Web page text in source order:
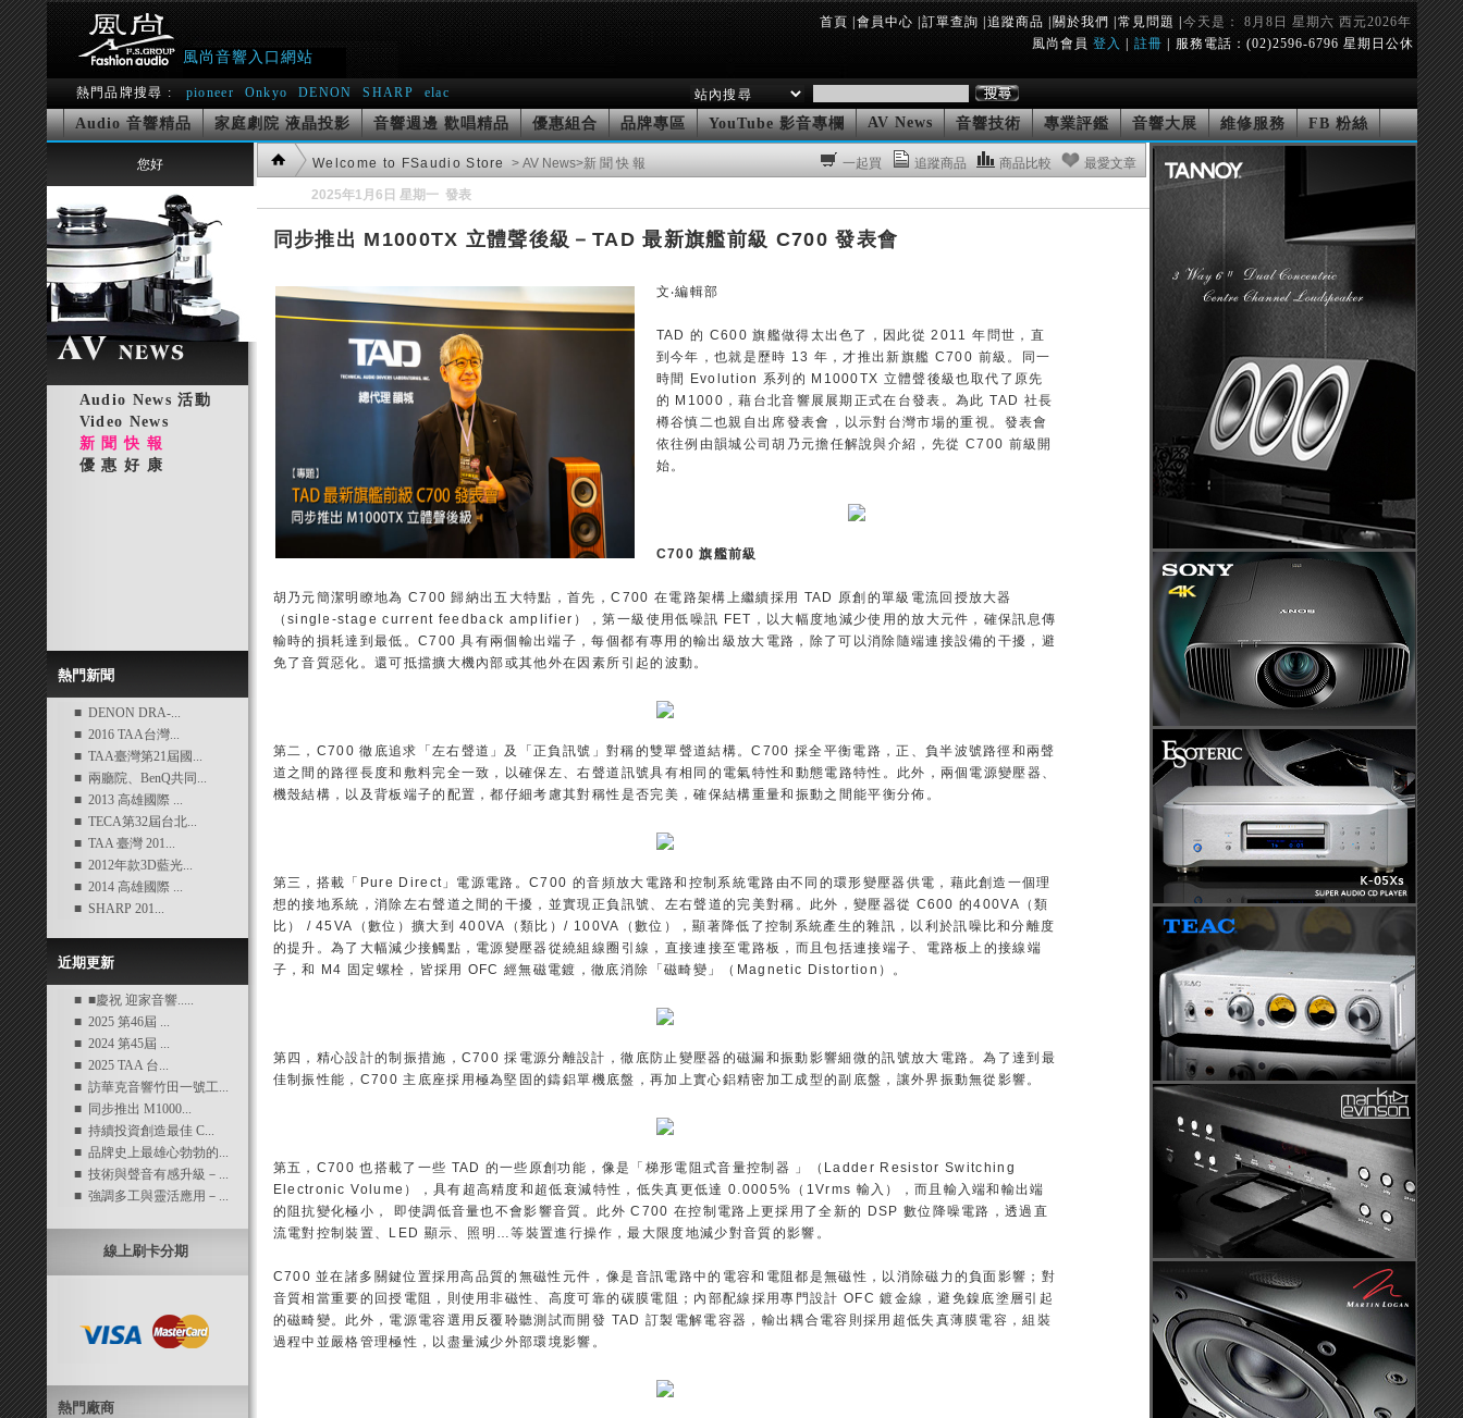
風尚音響入口網站
首頁 | 會員中心 |訂單查詢 | 追蹤商品 |關於我們 常見問題
今天是： 8月8日 星期六 西元2026年
風尚會員 登入 註冊 服務電話：(02)2596-6796 星期日公休
熱門品牌搜尋 : pioneer Onkyo DENON SHARP elac
Audio 音響精品 家庭劇院 液晶投影 音響週邊 歡唱精品 優惠組合 品牌專區 YouTube 影音專欄 AV News 音響技術 專業評鑑 音響大展 維修服務 FB 粉絲
您好
Audio News 活動
Video News
新 聞 快 報
優 惠 好 康
熱門新聞
■ DENON DRA-...
■ 2016 TAA台灣...
■ TAA臺灣第21屆國...
■ 兩廳院、BenQ共同...
■ 2013 高雄國際 ...
■ TECA第32屆台北...
■ TAA 臺灣 201...
■ 2012年款3D藍光...
■ 2014 高雄國際 ...
■ SHARP 201...
近期更新
■ ■慶祝 迎家音響.....
■ 2025 第46屆 ...
■ 2024 第45屆 ...
■ 2025 TAA 台...
■ 訪華克音響竹田一號工...
■ 同步推出 M1000...
■ 持續投資創造最佳 C...
■ 品牌史上最雄心勃勃的...
■ 技術與聲音有感升級－...
■ 強調多工與靈活應用－...
線上刷卡分期
熱門廠商
Welcome to FSaudio Store > AV News>新 聞 快 報 一起買 追蹤商品 商品比較 最愛文章
2025年1月6日 星期一 發表
同步推出 M1000TX 立體聲後級－TAD 最新旗艦前級 C700 發表會
文‧編輯部
TAD 的 C600 旗艦做得太出色了，因此從 2011 年問世，直
到今年，也就是歷時 13 年，才推出新旗艦 C700 前級。同一
時間 Evolution 系列的 M1000TX 立體聲後級也取代了原先
的 M1000，藉台北音響展展期正式在台發表。為此 TAD 社長
樽谷慎二也親自出席發表會，以示對台灣市場的重視。發表會
依往例由韻城公司胡乃元擔任解說與介紹，先從 C700 前級開
始。
C700 旗艦前級
胡乃元簡潔明瞭地為 C700 歸納出五大特點，首先，C700 在電路架構上繼續採用 TAD 原創的單級電流回授放大器
（single-stage current feedback amplifier），第一級使用低噪訊 FET，以大幅度地減少使用的放大元件，確保訊息傳
輸時的損耗達到最低。C700 具有兩個輸出端子，每個都有專用的輸出級放大電路，除了可以消除隨端連接設備的干擾，避
免了音質惡化。還可抵擋擴大機內部或其他外在因素所引起的波動。
第二，C700 徹底追求「左右聲道」及「正負訊號」對稱的雙單聲道結構。C700 採全平衡電路，正、負半波號路徑和兩聲
道之間的路徑長度和敷料完全一致，以確保左、右聲道訊號具有相同的電氣特性和動態電路特性。此外，兩個電源變壓器、
機殼結構，以及背板端子的配置，都仔細考慮其對稱性是否完美，確保結構重量和振動之間能平衡分佈。
第三，搭載「Pure Direct」電源電路。C700 的音頻放大電路和控制系統電路由不同的環形變壓器供電，藉此創造一個理
想的接地系統，消除左右聲道之間的干擾，並實現正負訊號、左右聲道的完美對稱。此外，變壓器從 C600 的400VA（類
比） / 45VA（數位）擴大到 400VA（類比）/ 100VA（數位），顯著降低了控制系統產生的雜訊，以利於訊噪比和分離度
的提升。為了大幅減少接觸點，電源變壓器從繞組線圈引線，直接連接至電路板，而且包括連接端子、電路板上的接線端
子，和 M4 固定螺栓，皆採用 OFC 經無磁電鍍，徹底消除「磁畸變」（Magnetic Distortion）。
第四，精心設計的制振措施，C700 採電源分離設計，徹底防止變壓器的磁漏和振動影響細微的訊號放大電路。為了達到最
佳制振性能，C700 主底座採用極為堅固的鑄鋁單機底盤，再加上實心鋁精密加工成型的副底盤，讓外界振動無從影響。
第五，C700 也搭載了一些 TAD 的一些原創功能，像是「梯形電阻式音量控制器 」（Ladder Resistor Switching
Electronic Volume），具有超高精度和超低衰減特性，低失真更低達 0.0005%（1Vrms 輸入），而且輸入端和輸出端
的阻抗變化極小， 即使調低音量也不會影響音質。此外 C700 在控制電路上更採用了全新的 DSP 數位降噪電路，透過直
流電對控制裝置、LED 顯示、照明…等裝置進行操作，最大限度地減少對音質的影響。
C700 並在諸多關鍵位置採用高品質的無磁性元件，像是音訊電路中的電容和電阻都是無磁性，以消除磁力的負面影響；對
音質相當重要的回授電阻，則使用非磁性、高度可靠的碳膜電阻；內部配線採用專門設計 OFC 鍍金線，避免鎳底塗層引起
的磁畸變。此外，電源電容選用反覆聆聽測試而開發 TAD 訂製電解電容器，輸出耦合電容則採用超低失真薄膜電容，組裝
過程中並嚴格管理極性，以盡量減少外部環境影響。